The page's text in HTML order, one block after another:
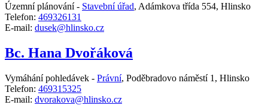
Územní plánování - Stavební úřad, Adámkova třída 554, Hlinsko
Telefon: 469326131
E-mail: dusek@hlinsko.cz
Bc. Hana Dvořáková
Vymáhání pohledávek - Právní, Poděbradovo náměstí 1, Hlinsko
Telefon: 469315325
E-mail: dvorakova@hlinsko.cz